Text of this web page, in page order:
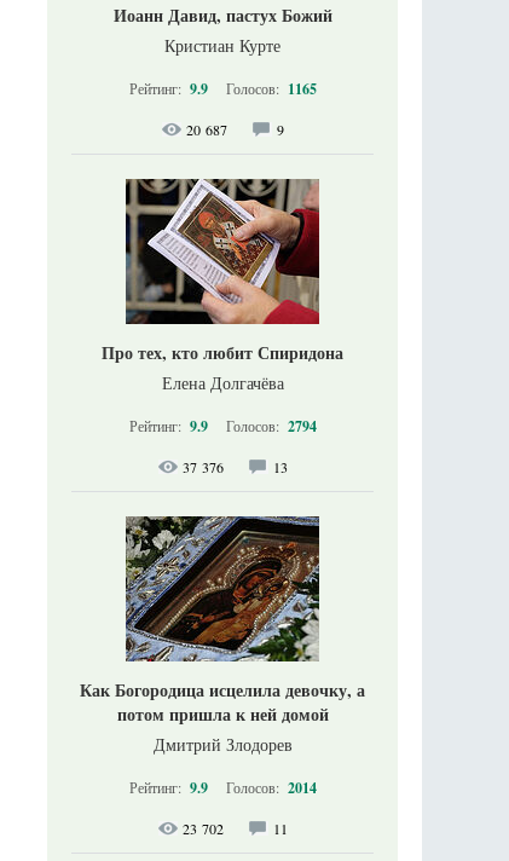
Иоанн Давид, пастух Божий
Кристиан Курте
Рейтинг: 9.9 Голосов: 1165
20 687 9
Про тех, кто любит Спиридона
Елена Долгачёва
Рейтинг: 9.9 Голосов: 2794
37 376 13
Как Богородица исцелила девочку, а
потом пришла к ней домой
Дмитрий Злодорев
Рейтинг: 9.9 Голосов: 2014
23 702 11